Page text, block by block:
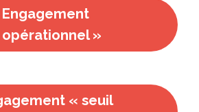
Engagement
»
« seuil